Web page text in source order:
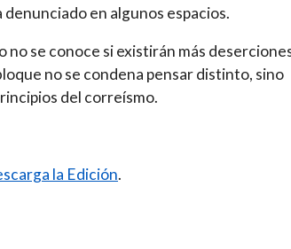
en algunos espacios.
no se conoce si existirán más
no se condena pensar distinto, sino
del correísmo.
la Edición.